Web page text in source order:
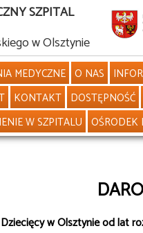
SZPITAL
w Olsztynie
MEDYCZNE O NAS
KONTAKT DOSTĘPNOŚĆ
W SZPITALU OŚRODEK
w Olsztynie od lat